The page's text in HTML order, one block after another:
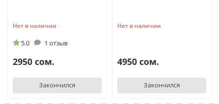
Нет в наличии
5.0 1 отзыв
2950 сом.
Закончился
Нет в наличии
4950 сом.
Закончился